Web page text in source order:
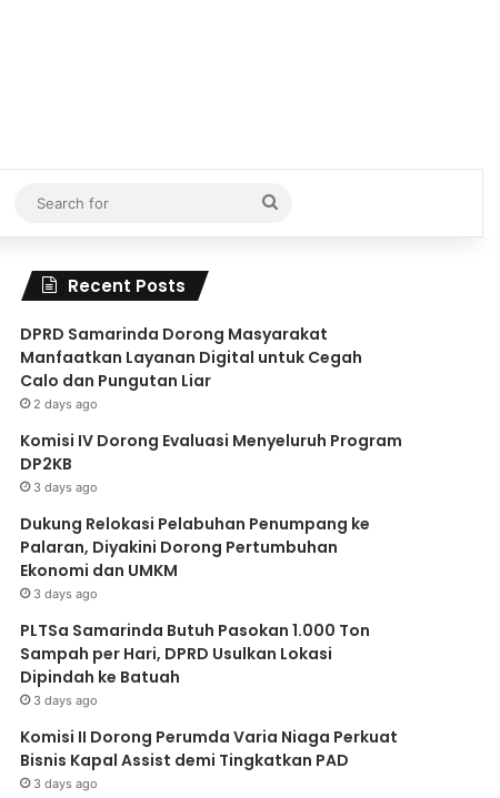
Search
for
Recent Posts
DPRD Samarinda Dorong Masyarakat
Manfaatkan Layanan Digital untuk Cegah
Calo dan Pungutan Liar
2 days ago
Komisi IV Dorong Evaluasi Menyeluruh Program
DP2KB
3 days ago
Dukung Relokasi Pelabuhan Penumpang ke
Palaran, Diyakini Dorong Pertumbuhan
Ekonomi dan UMKM
3 days ago
PLTSa Samarinda Butuh Pasokan 1.000 Ton
Sampah per Hari, DPRD Usulkan Lokasi
Dipindah ke Batuah
3 days ago
Komisi II Dorong Perumda Varia Niaga Perkuat
Bisnis Kapal Assist demi Tingkatkan PAD
3 days ago